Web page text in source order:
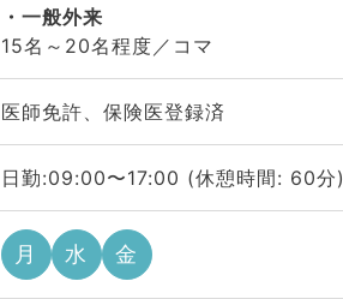
一般外来
15名～20名程度／コマ
医師免許、保険医登録済
日勤:09:00〜17:00 (休憩時間: 60分)
月 水 金